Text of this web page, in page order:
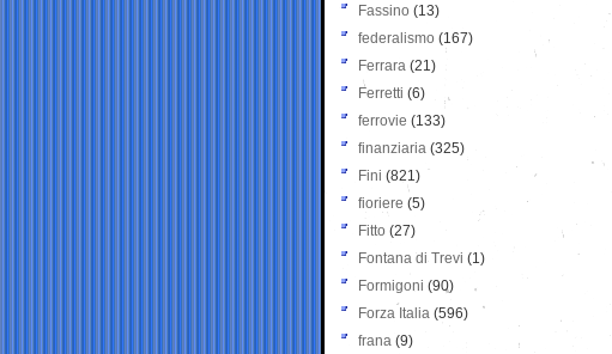
Fassino (13)
federalismo (167)
Ferrara (21)
Ferretti (6)
ferrovie (133)
finanziaria (325)
Fini (821)
fioriere (5)
Fitto (27)
Fontana di Trevi (1)
Formigoni (90)
Forza Italia (596)
frana (9)